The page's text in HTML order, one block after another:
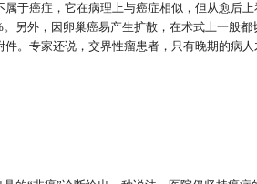
于癌症，它在病理上与癌症相似，但从愈后
另外，因卵巢癌易产生扩散，在术式上一般
。专家还说，交界性瘤患者，只有晚期的病